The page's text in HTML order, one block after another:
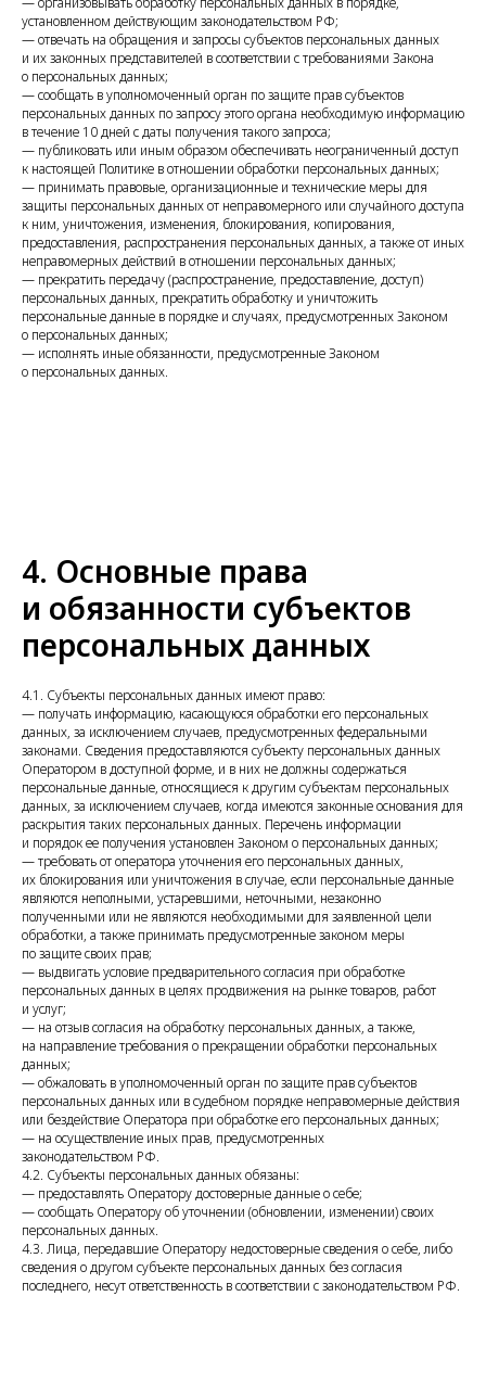
установленном действующим законодательством РФ;
— отвечать на обращения и запросы субъектов персональных данных
и их законных представителей в соответствии с требованиями Закона
о персональных данных;
— сообщать в уполномоченный орган по защите прав субъектов
персональных данных по запросу этого органа необходимую информацию
в течение 10 дней с даты получения такого запроса;
— публиковать или иным образом обеспечивать неограниченный доступ
к настоящей Политике в отношении обработки персональных данных;
— принимать правовые, организационные и технические меры для
защиты персональных данных от неправомерного или случайного доступа
к ним, уничтожения, изменения, блокирования, копирования,
предоставления, распространения персональных данных, а также от иных
неправомерных действий в отношении персональных данных;
— прекратить передачу (распространение, предоставление, доступ)
персональных данных, прекратить обработку и уничтожить
персональные данные в порядке и случаях, предусмотренных Законом
о персональных данных;
— исполнять иные обязанности, предусмотренные Законом
о персональных данных.
4. Основные права
и обязанности субъектов
персональных данных
4.1. Субъекты персональных данных имеют право:
— получать информацию, касающуюся обработки его персональных
данных, за исключением случаев, предусмотренных федеральными
законами. Сведения предоставляются субъекту персональных данных
Оператором в доступной форме, и в них не должны содержаться
персональные данные, относящиеся к другим субъектам персональных
данных, за исключением случаев, когда имеются законные основания для
раскрытия таких персональных данных. Перечень информации
и порядок ее получения установлен Законом о персональных данных;
— требовать от оператора уточнения его персональных данных,
их блокирования или уничтожения в случае, если персональные данные
являются неполными, устаревшими, неточными, незаконно
полученными или не являются необходимыми для заявленной цели
обработки, а также принимать предусмотренные законом меры
по защите своих прав;
— выдвигать условие предварительного согласия при обработке
персональных данных в целях продвижения на рынке товаров, работ
и услуг;
— на отзыв согласия на обработку персональных данных, а также,
на направление требования о прекращении обработки персональных
данных;
— обжаловать в уполномоченный орган по защите прав субъектов
персональных данных или в судебном порядке неправомерные действия
или бездействие Оператора при обработке его персональных данных;
— на осуществление иных прав, предусмотренных
законодательством РФ.
4.2. Субъекты персональных данных обязаны:
— предоставлять Оператору достоверные данные о себе;
— сообщать Оператору об уточнении (обновлении, изменении) своих
персональных данных.
4.3. Лица, передавшие Оператору недостоверные сведения о себе, либо
сведения о другом субъекте персональных данных без согласия
последнего, несут ответственность в соответствии с законодательством РФ.